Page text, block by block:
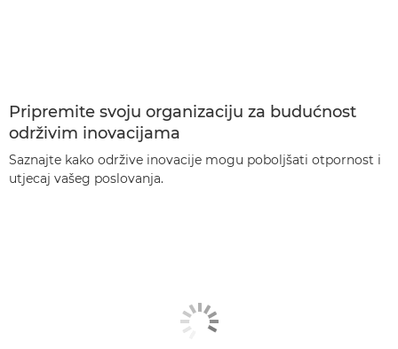
Pripremite svoju organizaciju za budućnost
održivim inovacijama
Saznajte kako održive inovacije mogu poboljšati otpornost i
utjecaj vašeg poslovanja.